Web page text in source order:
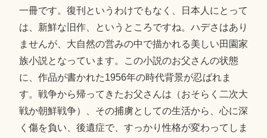
一冊です。復刊というわけでもなく、日本人にとって
は、新鮮な旧作、というところですね。ハデさはあり
ませんが、大自然の営みの中で描かれる美しい田園家
族小説となっています。この小説のお父さんの状態
に、作品が書かれた1956年の時代背景が忍ばれま
す。戦争から帰ってきたお父さんは（おそらく二次大
戦か朝鮮戦争）、その捕虜としての生活から、心に深
く傷を負い、後遺症で、すっかり性格が変わってしま